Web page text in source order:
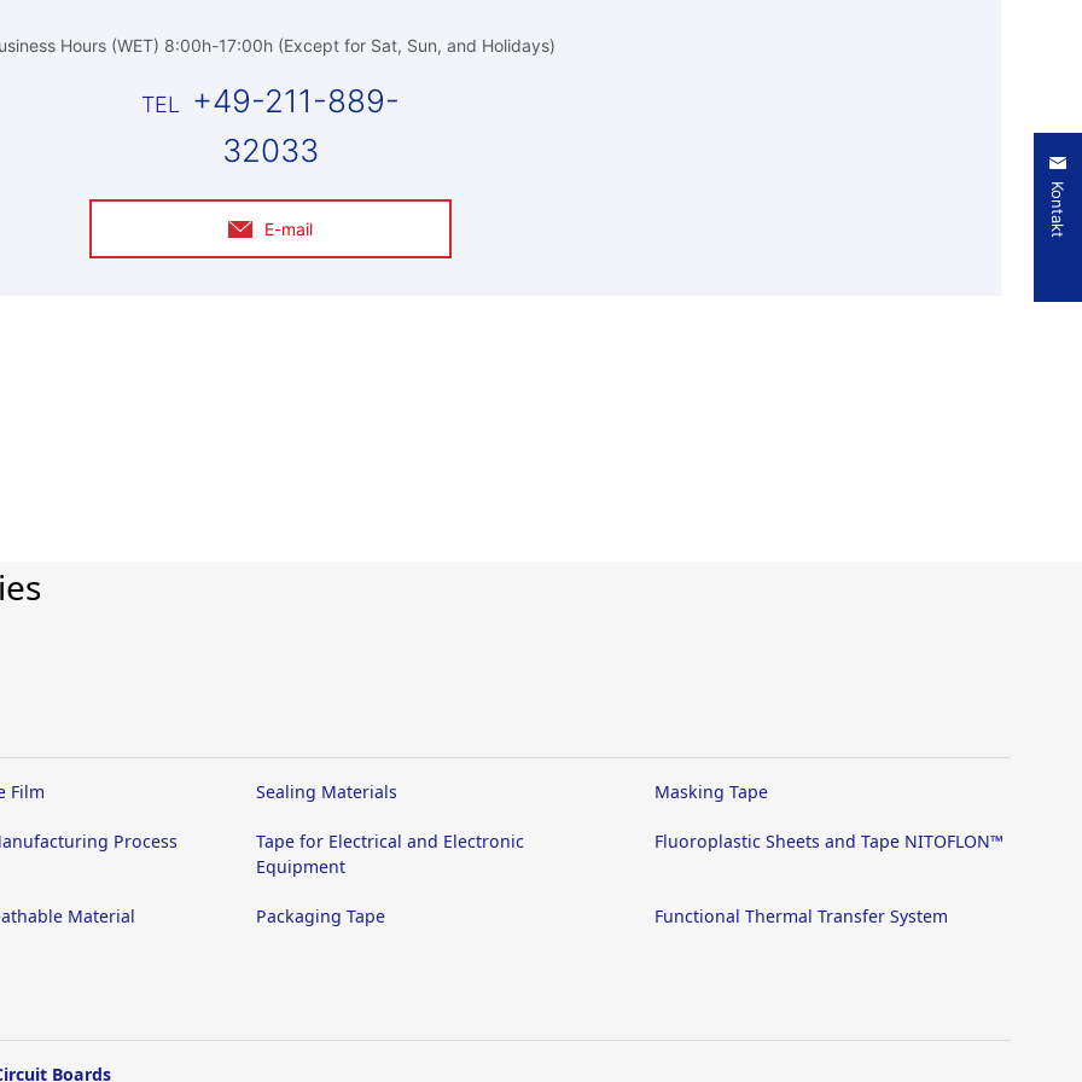
Hours (WET) 8:00h-17:00h (Except for Sat, Sun, and Holidays)
+49-211-889-
32033
E-mail Kontakt
Film Sealing Materials Masking Tape
Process
Tape for Electrical and Electronic
Equipment
Fluoroplastic Sheets and Tape NITOFLON™
Material Packaging Tape Functional Thermal Transfer System
Boards